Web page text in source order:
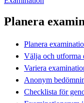
Planera
Planera
Välja och utforma
Variera
Anonym
Checklista för